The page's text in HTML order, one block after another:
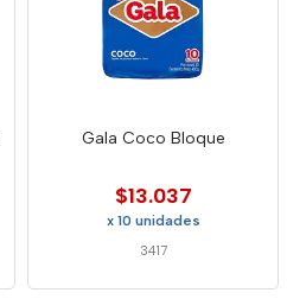
Gala Coco Bloque
$13.037
x 10 unidades
3417